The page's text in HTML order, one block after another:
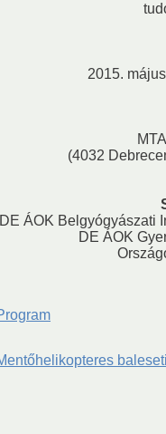
meghívottak
pályázat 2026
2015.
(4032
DE ÁOK Belgyógyászati
DE ÁOK